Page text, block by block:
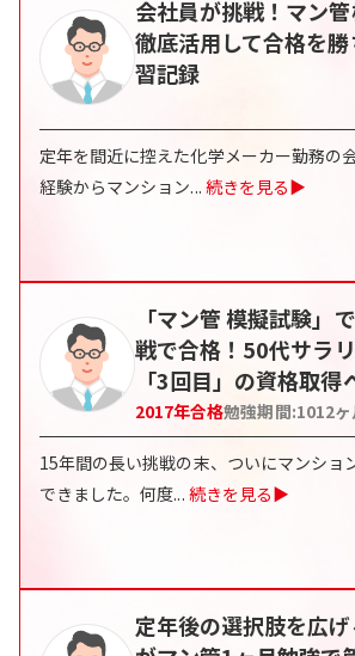
会社員が挑戦！マン
徹底活用して合格を
習記録
定年を間近に控えた化学メーカー勤務の
経験からマンション... 続きを見る▶
「マン管 模擬試験」
戦で合格！50代サラ
「3回目」の資格取得
2017年合格勉強期間:1012ヶ
15年間の長い挑戦の末、ついにマンショ
できました。何度... 続きを見る▶
定年後の選択肢を広